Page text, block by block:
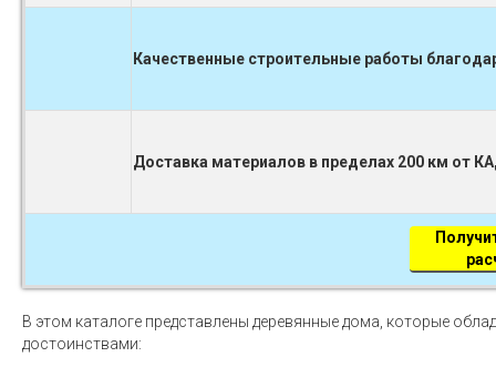
Качественные строительные работы
Доставка материалов в пределах 200 км от
В этом каталоге представлены деревянные дома, которые
достоинствами: